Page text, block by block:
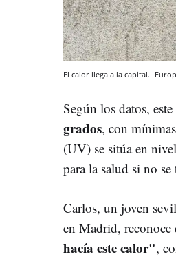
El calor llega a la capital.
Según los datos,
grados, con
(UV) se sitúa en
para la salud si no
Carlos, un joven
en Madrid, reconoce
hacía este calor",